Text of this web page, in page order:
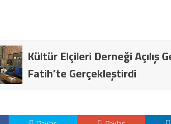
Kültür Elçileri Derneği Açılış
Fatih’te Gerçekleştirdi